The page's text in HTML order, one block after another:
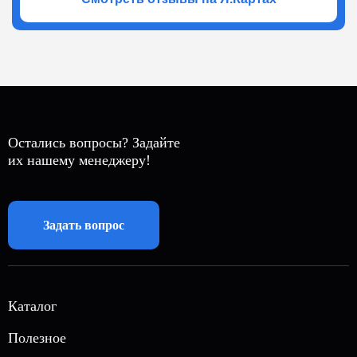
позднее, пока только атмосфера. p.s. Цены тоже
заказчиков. Спастбо!
Остались вопросы? Задайте
их нашему менеджеру!
Задать вопрос
Каталог
Автономная газификация
Полезное